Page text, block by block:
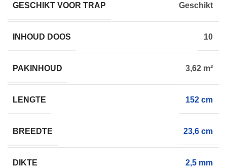
GESCHIKT VOOR TRAP Geschikt
INHOUD DOOS 10
PAKINHOUD 3,62 m²
LENGTE 152 cm
BREEDTE 23,6 cm
DIKTE 2,5 mm